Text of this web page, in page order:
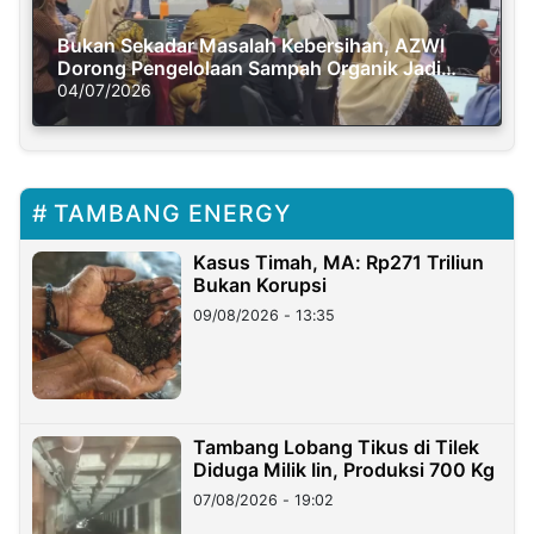
Bukan Sekadar Masalah Kebersihan, AZWI
Dorong Pengelolaan Sampah Organik Jadi
Solusi Krisis Iklim
04/07/2026
TAMBANG ENERGY
Kasus Timah, MA: Rp271 Triliun
Bukan Korupsi
09/08/2026 - 13:35
Tambang Lobang Tikus di Tilek
Diduga Milik Iin, Produksi 700 Kg
07/08/2026 - 19:02